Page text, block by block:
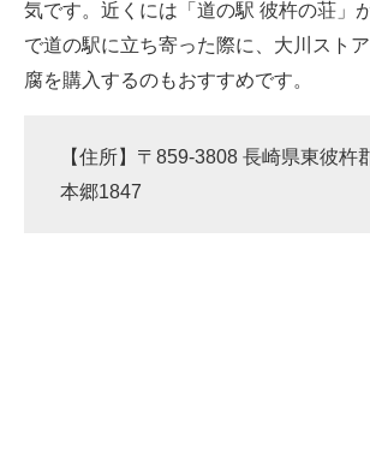
気です。近くには「道の駅 彼杵の荘」
で道の駅に立ち寄った際に、大川スト
腐を購入するのもおすすめです。
【住所】〒859-3808 長崎県東彼杵
本郷1847